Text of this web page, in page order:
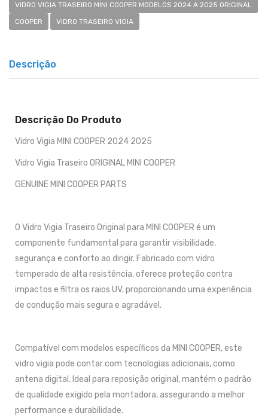
VIDRO VIGIA TRASEIRO MINI COOPER MODELOS 2024 A 2025 ORIGINAL
COOPER
VIDRO TRASEIRO VIGIA
Descrição
Descrição Do Produto
Vidro Vigia MINI COOPER 2024 2025
Vidro Vigia Traseiro ORIGINAL MINI COOPER
GENUINE MINI COOPER PARTS
O Vidro Vigia Traseiro Original para MINI COOPER é um
componente fundamental para garantir visibilidade,
segurança e conforto ao dirigir. Fabricado com vidro
temperado de alta resistência, oferece proteção contra
impactos e filtra os raios UV, proporcionando uma experiência
de condução mais segura e agradável.
Compatível com modelos específicos da MINI COOPER, este
vidro vigia pode contar com tecnologias adicionais, como
antena digital. Ideal para reposição original, mantém o padrão
de qualidade exigido pela montadora, assegurando a melhor
performance e durabilidade.